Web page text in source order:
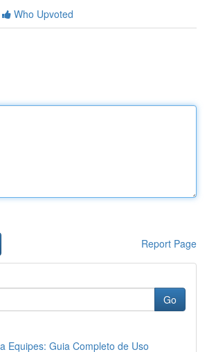
Who Upvoted
Report Page
Go
Equipes: Guia Completo de Uso